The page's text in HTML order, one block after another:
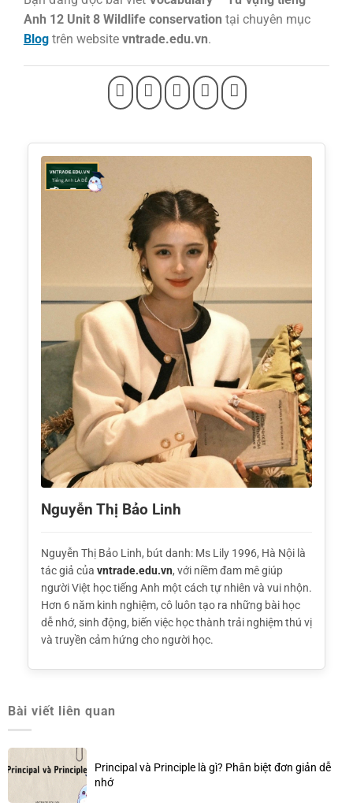
Anh 12 Unit 8 Wildlife conservation tại chuyên mục
Blogtrên website vntrade.edu.vn.
Nguyễn Thị Bảo Linh
Nguyễn Thị Bảo Linh, bút danh: Ms Lily 1996, Hà Nội là
tác giả của vntrade.edu.vn, với niềm đam mê giúp
người Việt học tiếng Anh một cách tự nhiên và vui nhộn.
Hơn 6 năm kinh nghiệm, cô luôn tạo ra những bài học
dễ nhớ, sinh động, biến việc học thành trải nghiệm thú vị
và truyền cảm hứng cho người học.
Bài viết liên quan
Principal và Principle là gì? Phân biệt đơn giản dễ
nhớ